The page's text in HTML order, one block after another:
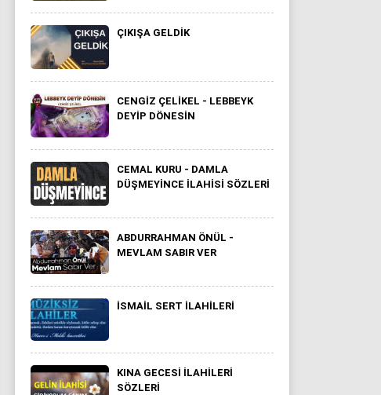
ÇIKIŞA GELDİK
CENGIZ ÇELIKEL - LEBBEYK
DEYIP DÖNESIN
CEMAL KURU - DAMLA
DÜŞMEYINCE ILAHISI SÖZLERI
ABDURRAHMAN ÖNÜL -
MEVLAM SABIR VER
ISMAIL SERT ILAHILERI
KINA GECESI ILAHILERI
SÖZLERI